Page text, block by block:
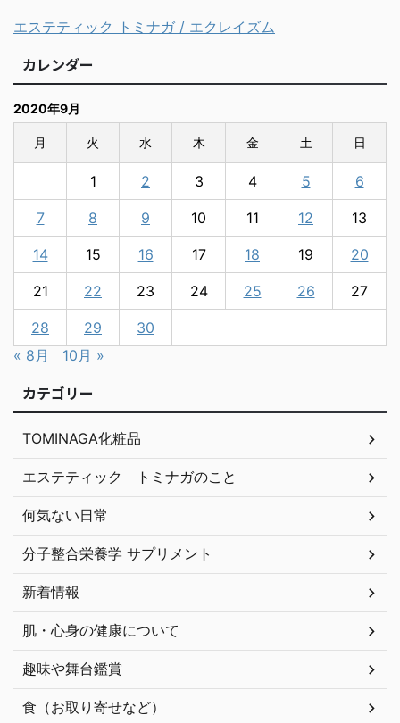
エステティック トミナガ / エクレイズム
カレンダー
2020年9月
月 火 水 木 金 土 日
1 2 3 4 5 6
7 8 9 10 11 12 13
14 15 16 17 18 19 20
21 22 23 24 25 26 27
28 29
30
« 8月
10月 »
カテゴリー
TOMINAGA化粧品
エステティック トミナガのこと
何気ない日常
分子整合栄養学 サプリメント
新着情報
肌・心身の健康について
趣味や舞台鑑賞
食（お取り寄せなど）